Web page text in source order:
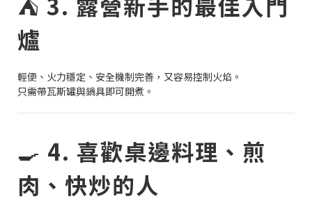
爐
輕便、火力穩定、安全機制完善，又容易控制火焰。
只需帶瓦斯罐與鍋具即可開煮。
🍳 4. 喜歡桌邊料理、煎
肉、快炒的人